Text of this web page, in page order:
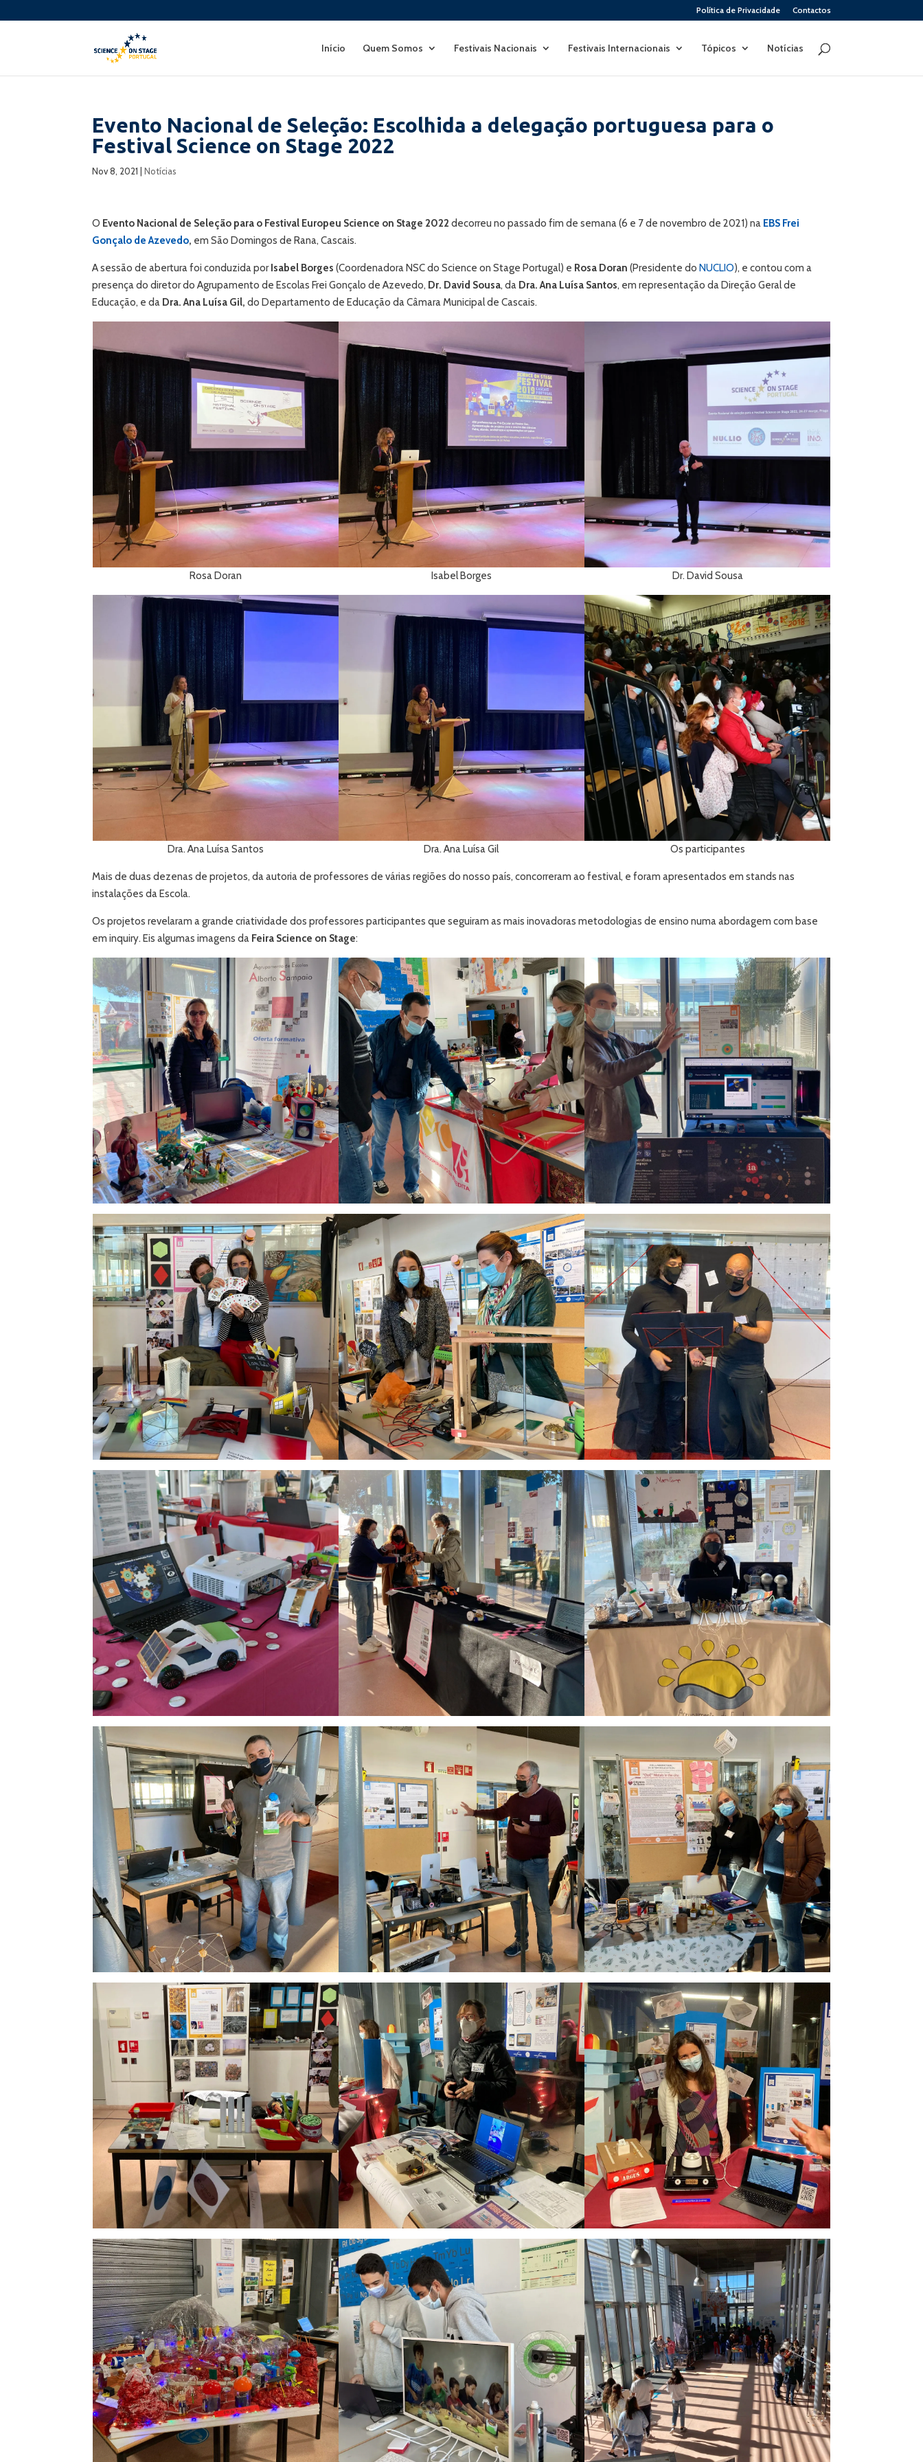
Política de Privacidade Contactos
Início Quem Somos Festivais Nacionais Festivais Internacionais Tópicos Notícias
Evento Nacional de Seleção: Escolhida a delegação portuguesa para o
Festival Science on Stage 2022
Nov 8, 2021 |Notícias
O Evento Nacional de Seleção para o Festival Europeu Science on Stage 2022 decorreu no passado fim de semana (6 e 7 de novembro de 2021) na EBS Frei
Gonçalo de Azevedo, em São Domingos de Rana, Cascais.
A sessão de abertura foi conduzida porIsabel Borges (Coordenadora NSC do Science on Stage Portugal) e Rosa Doran (Presidente doNUCLIO), e contou com a
presença do diretor do Agrupamento de Escolas Frei Gonçalo de Azevedo, Dr. David Sousa, da Dra. Ana Luísa Santos, em representação da Direção Geral de
Educação, e da Dra. Ana Luísa Gil, do Departamento de Educação da Câmara Municipal de Cascais.
Rosa Doran Isabel Borges Dr. David Sousa
Dra. Ana Luísa Santos Dra. Ana Luísa Gil Os participantes
Mais de duas dezenas de projetos, da autoria de professores de várias regiões do nosso país, concorreram ao festival, e foram apresentados em stands nas
instalações da Escola.
Os projetos revelaram a grande criatividade dos professores participantes que seguiram as mais inovadoras metodologias de ensino numa abordagem com base
em inquiry. Eis algumas imagens da Feira Science on Stage: